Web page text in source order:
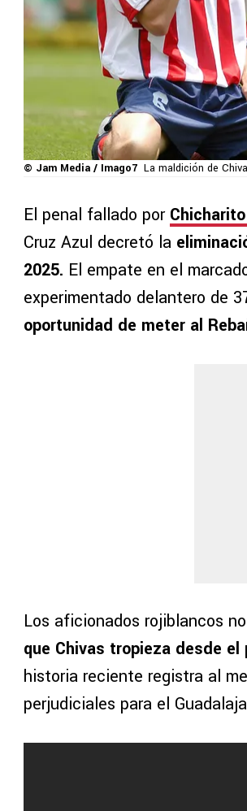
© Jam Media / Imago7 La maldición de
El penal fallado por
Cruz Azul decretó la
2025. El empate en el
experimentado delantero de
oportunidad de meter al
Los aficionados rojiblancos
que Chivas tropieza desde
historia reciente registra al
perjudiciales para el